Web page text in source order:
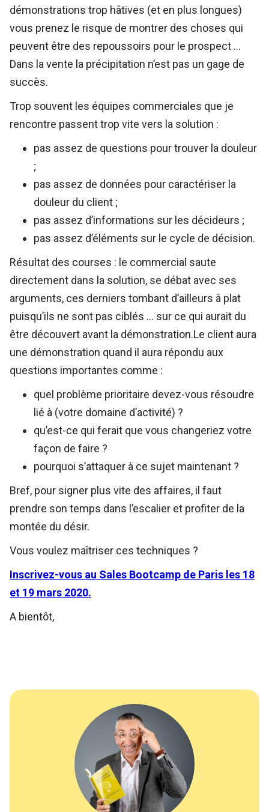
démonstrations trop hâtives (et en plus longues)
vous prenez le risque de montrer des choses qui
peuvent être des repoussoirs pour le prospect …
Dans la vente la précipitation n’est pas un gage de
succès.
Trop souvent les équipes commerciales que je
rencontre passent trop vite vers la solution :
pas assez de questions pour trouver la douleur
;
pas assez de données pour caractériser la
douleur du client ;
pas assez d’informations sur les décideurs ;
pas assez d’éléments sur le cycle de décision.
Résultat des courses : le commercial saute
directement dans la solution, se débat avec ses
arguments, ces derniers tombant d’ailleurs à plat
puisqu’ils ne sont pas ciblés … sur ce qui aurait du
être découvert avant la démonstration.Le client aura
une démonstration quand il aura répondu aux
questions importantes comme :
quel problème prioritaire devez-vous résoudre
lié à (votre domaine d’activité) ?
qu’est-ce qui ferait que vous changeriez votre
façon de faire ?
pourquoi s’attaquer à ce sujet maintenant ?
Bref, pour signer plus vite des affaires, il faut
prendre son temps dans l’escalier et profiter de la
montée du désir.
Vous voulez maîtriser ces techniques ?
Inscrivez-vous au Sales Bootcamp de Paris les 18
et 19 mars 2020.
A bientôt,